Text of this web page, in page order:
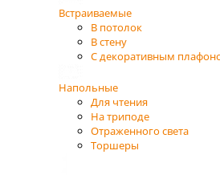
Встраиваемые
В потолок
В стену
С декоративным
Напольные
Для чтения
На триподе
Отраженного света
Торшеры